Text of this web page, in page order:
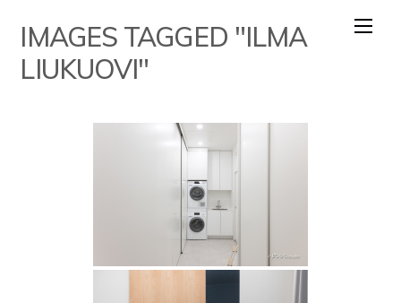
content
IMAGES TAGGED "ILMA
LIUKUOVI"